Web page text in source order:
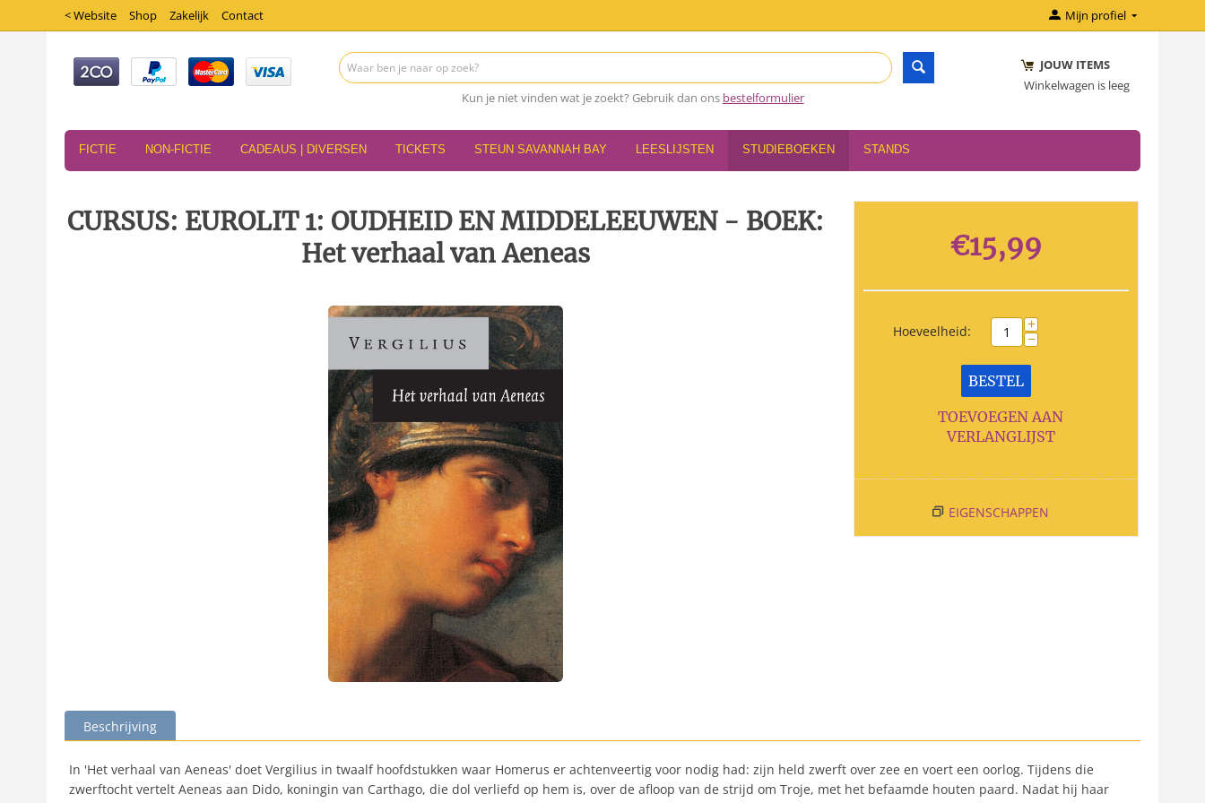
< Website Shop Zakelijk Contact Mijn profiel
Kun je niet vinden wat je zoekt? Gebruik dan ons bestelformulier
JOUW ITEMS
Winkelwagen is leeg
FICTIE NON-FICTIE CADEAUS | DIVERSEN TICKETS STEUN SAVANNAH BAY LEESLIJSTEN STUDIEBOEKEN STANDS
CURSUS: EUROLIT 1: OUDHEID EN MIDDELEEUWEN - BOEK:
Het verhaal van Aeneas
€15,99
Hoeveelheid: +
−
BESTEL
TOEVOEGEN AAN
VERLANGLIJST
EIGENSCHAPPEN
Beschrijving
In 'Het verhaal van Aeneas' doet Vergilius in twaalf hoofdstukken waar Homerus er achtenveertig voor nodig had: zijn held zwerft over zee en voert een oorlog. Tijdens die
zwerftocht vertelt Aeneas aan Dido, koningin van Carthago, die dol verliefd op hem is, over de afloop van de strijd om Troje, met het befaamde houten paard. Nadat hij haar